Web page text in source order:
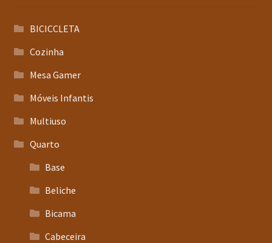
BICICCLETA
Cozinha
Mesa Gamer
Móveis Infantis
Multiuso
Quarto
Base
Beliche
Bicama
Cabeceira